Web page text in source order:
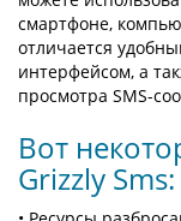
смартфоне,
отличается
интерфейсом, а
просмотра SMS-
Вот
Grizzly Sms: